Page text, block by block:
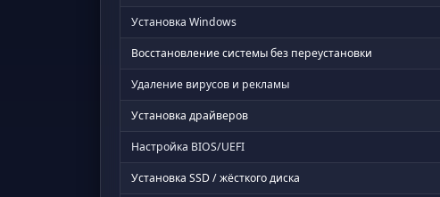
Установка Windows
Восстановление системы без переустановки
Удаление вирусов и рекламы
Установка драйверов
Настройка BIOS/UEFI
Установка SSD / жёсткого диска